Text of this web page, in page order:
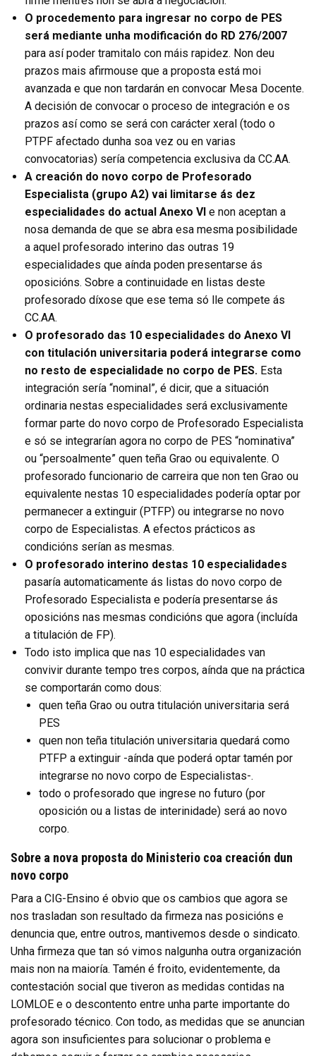
O procedemento para ingresar no corpo de PES
será mediante unha modificación do RD 276/2007
para así poder tramitalo con máis rapidez. Non deu
prazos mais afirmouse que a proposta está moi
avanzada e que non tardarán en convocar Mesa Docente.
A decisión de convocar o proceso de integración e os
prazos así como se será con carácter xeral (todo o
PTPF afectado dunha soa vez ou en varias
convocatorias) sería competencia exclusiva da CC.AA.
A creación do novo corpo de Profesorado
Especialista (grupo A2) vai limitarse ás dez
especialidades do actual Anexo VI e non aceptan a
nosa demanda de que se abra esa mesma posibilidade
a aquel profesorado interino das outras 19
especialidades que aínda poden presentarse ás
oposicións. Sobre a continuidade en listas deste
profesorado díxose que ese tema só lle compete ás
CC.AA.
O profesorado das 10 especialidades do Anexo VI
con titulación universitaria poderá integrarse como
no resto de especialidade no corpo de PES. Esta
integración sería “nominal”, é dicir, que a situación
ordinaria nestas especialidades será exclusivamente
formar parte do novo corpo de Profesorado Especialista
e só se integrarían agora no corpo de PES “nominativa”
ou “persoalmente” quen teña Grao ou equivalente. O
profesorado funcionario de carreira que non ten Grao ou
equivalente nestas 10 especialidades podería optar por
permanecer a extinguir (PTFP) ou integrarse no novo
corpo de Especialistas. A efectos prácticos as
condicións serían as mesmas.
O profesorado interino destas 10 especialidades
pasaría automaticamente ás listas do novo corpo de
Profesorado Especialista e podería presentarse ás
oposicións nas mesmas condicións que agora (incluída
a titulación de FP).
Todo isto implica que nas 10 especialidades van
convivir durante tempo tres corpos, aínda que na práctica
se comportarán como dous:
quen teña Grao ou outra titulación universitaria será
PES
quen non teña titulación universitaria quedará como
PTFP a extinguir -aínda que poderá optar tamén por
integrarse no novo corpo de Especialistas-.
todo o profesorado que ingrese no futuro (por
oposición ou a listas de interinidade) será ao novo
corpo.
Sobre a nova proposta do Ministerio coa creación dun
novo corpo
Para a CIG-Ensino é obvio que os cambios que agora se
nos trasladan son resultado da firmeza nas posicións e
denuncia que, entre outros, mantivemos desde o sindicato.
Unha firmeza que tan só vimos nalgunha outra organización
mais non na maioría. Tamén é froito, evidentemente, da
contestación social que tiveron as medidas contidas na
LOMLOE e o descontento entre unha parte importante do
profesorado técnico. Con todo, as medidas que se anuncian
agora son insuficientes para solucionar o problema e